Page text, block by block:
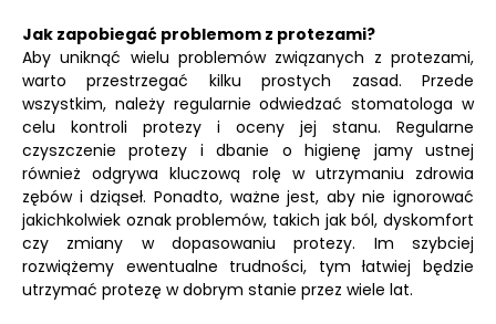
Jak zapobiegać problemom z protezami?
Aby uniknąć wielu problemów związanych z protezami,
warto przestrzegać kilku prostych zasad. Przede
wszystkim, należy regularnie odwiedzać stomatologa w
celu kontroli protezy i oceny jej stanu. Regularne
czyszczenie protezy i dbanie o higienę jamy ustnej
również odgrywa kluczową rolę w utrzymaniu zdrowia
zębów i dziąseł. Ponadto, ważne jest, aby nie ignorować
jakichkolwiek oznak problemów, takich jak ból, dyskomfort
czy zmiany w dopasowaniu protezy. Im szybciej
rozwiążemy ewentualne trudności, tym łatwiej będzie
utrzymać protezę w dobrym stanie przez wiele lat.